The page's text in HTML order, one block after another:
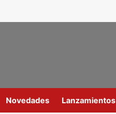
Novedades Lanzamientos